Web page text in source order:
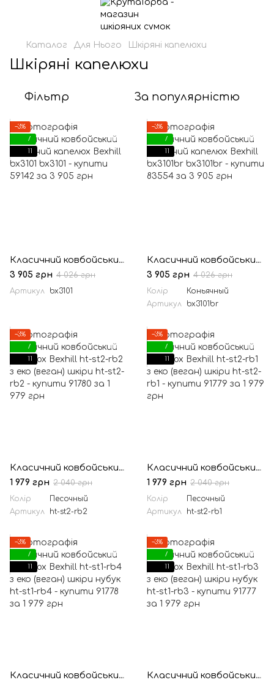
Каталог Для Нього Шкіряні капелюхи
Шкіряні капелюхи
Фільтр За популярністю
−3%
7
11
Класичний ковбойський шкіряний капелюх Bexhill bx3101
3 905 грн 4 026 грн
Артикул
bx3101
−3%
7
11
Класичний ковбойський шкіряний капелюх Bexhill bx3101br
3 905 грн 4 026 грн
Колір
Коньячный
Артикул
bx3101br
−3%
7
11
Класичний ковбойський капелюх Bexhill ht-st2-rb2 з еко (веган) шкіри
1 979 грн 2 040 грн
Колір
Песочный
Артикул
ht-st2-rb2
−3%
7
11
Класичний ковбойський капелюх Bexhill ht-st2-rb1 з еко (веган) шкіри
1 979 грн 2 040 грн
Колір
Песочный
Артикул
ht-st2-rb1
−3%
7
11
Класичний ковбойський капелюх Bexhill ht-st1-rb4 з еко (веган) шкіри нубук
−3%
7
11
Класичний ковбойський капелюх Bexhill ht-st1-rb3 з еко (веган) шкіри нубук